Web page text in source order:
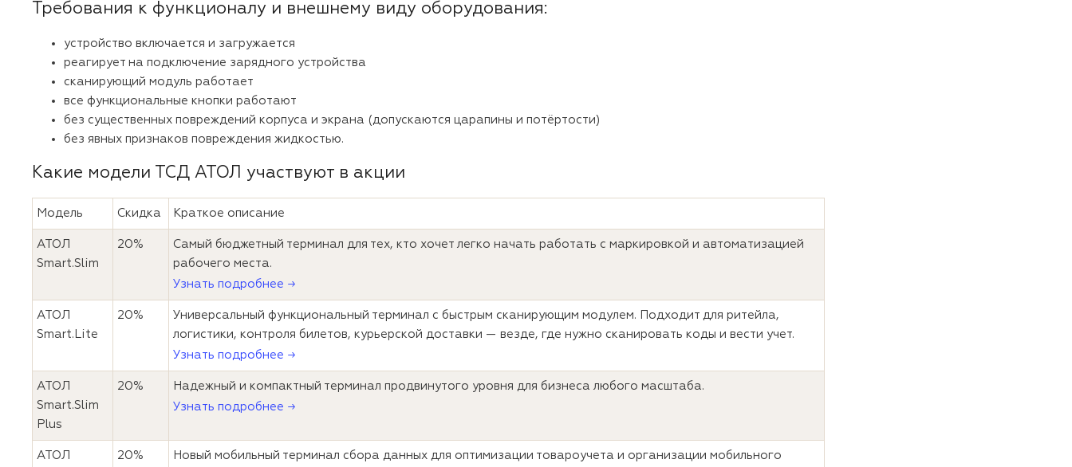
Требования к функционалу и внешнему виду оборудования:
устройство включается и загружается
реагирует на подключение зарядного устройства
сканирующий модуль работает
все функциональные кнопки работают
без существенных повреждений корпуса и экрана (допускаются царапины и потёртости)
без явных признаков повреждения жидкостью.
Какие модели ТСД АТОЛ участвуют в акции
Модель Скидка Краткое описание
АТОЛ
Smart.Slim
20%
Самый бюджетный терминал для тех, кто хочет легко начать работать с маркировкой и автоматизацией
рабочего места.
Узнать подробнее →
АТОЛ
Smart.Lite
20%
Универсальный функциональный терминал с быстрым сканирующим модулем. Подходит для ритейла,
логистики, контроля билетов, курьерской доставки — везде, где нужно сканировать коды и вести учет.
Узнать подробнее →
АТОЛ
Smart.Slim
Plus
20%
Надежный и компактный терминал продвинутого уровня для бизнеса любого масштаба.
Узнать подробнее →
АТОЛ
20%
Новый мобильный терминал сбора данных для оптимизации товароучета и организации мобильного